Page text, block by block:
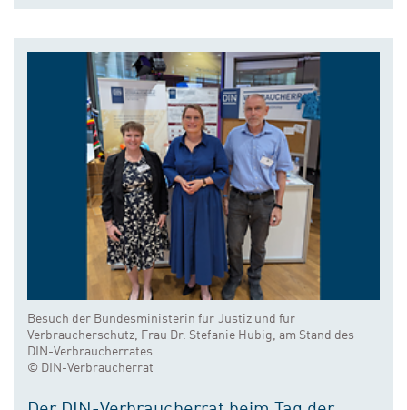
Besuch der Bundesministerin für Justiz und für
Verbraucherschutz, Frau Dr. Stefanie Hubig, am Stand des
DIN-Verbraucherrates
© DIN-Verbraucherrat